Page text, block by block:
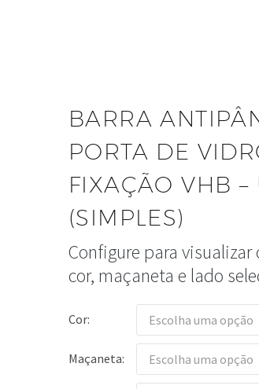
BARRA
PORTA DE
FIXAÇÃO VHB
(SIMPLES)
Configure para visualizar
cor, maçaneta e lado
Cor Escolha uma opção
Maçaneta Escolha uma opção